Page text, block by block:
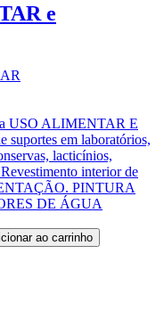
e
USO ALIMENTAR E
suportes em laboratórios,
lacticínios,
interior de
PINTURA
DE ÁGUA
ao carrinho